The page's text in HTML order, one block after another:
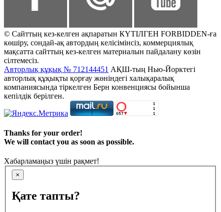
© Сайттың кез-келген ақпаратын КҮТІЛГЕН FORBIDDEN-ға
көшіру, сондай-ақ автордың келісімінсіз, коммерциялық
мақсатта сайттың кез-келген материалын пайдалану көзін
сілтемесіз.
Авторлық құқық № 712144451 АҚШ-тың Нью-Йорктегі
авторлық құқықты қорғау жөніндегі халықаралық
компаниясында тіркелген Берн конвенциясы бойынша
кепілдік берілген.
Thanks for your order!
We will contact you as soon as possible.
Хабарламаңыз үшін рақмет!
×
Қате тапты?